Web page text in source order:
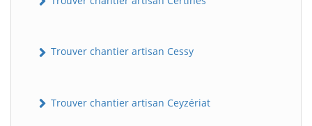
Trouver chantier artisan Cessy
Trouver chantier artisan Ceyzériat